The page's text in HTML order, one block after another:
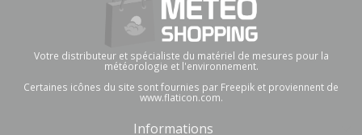
Votre distributeur et spécialiste du matériel de mesures pour la
météorologie et l'environnement.
Certaines icônes du site sont fournies par Freepik et proviennent de
www.flaticon.com.
Informations